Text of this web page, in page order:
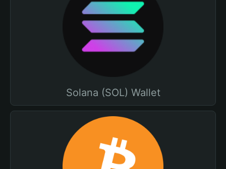
Solana (SOL) Wallet